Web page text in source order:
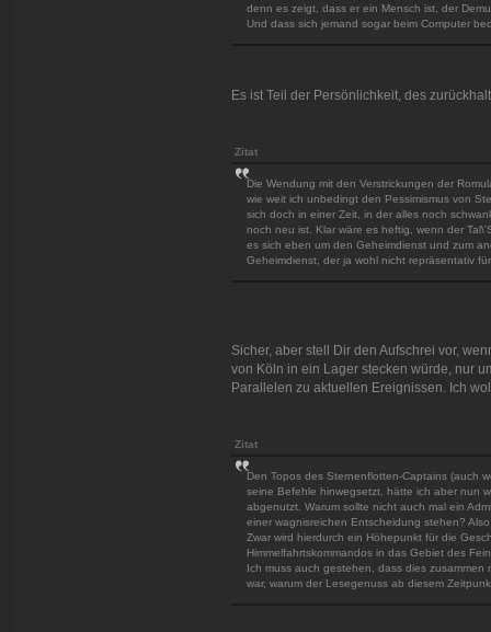
denn es zeigt, dass er ein Mensch ist, der
Und dass sich jemand sogar beim Computer
Es ist Teil der Persönlichkeit, des
Zitat
Die Wendung mit den Verstrickungen der
wie weit ich unbedingt den Pessimismus von
sich doch in einer Zeit, in der alles noch
noch neu ist. Klar wäre es heftig, wenn der
es sich eben um den Geheimdienst und zum
Geheimdienst, der ja wohl nicht repräsentativ
Sicher, aber stell Dir den Aufschrei vor,
von Köln in ein Lager stecken würde, nur
Parallelen zu aktuellen Ereignissen. Ich
Zitat
Den Topos des Sternenflotten-Captains (auch
seine Befehle hinwegsetzt, hätte ich aber nun
abgenutzt. Warum sollte nicht auch mal ein
einer wagnisreichen Entscheidung stehen?
Zwar wird hierdurch ein Höhepunkt für die
Himmelfahrtskommandos in das Gebiet des
Ich muss auch gestehen, dass dies
war, warum der Lesegenuss ab diesem